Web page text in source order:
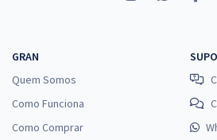
GRAN
Quem Somos
Como Funciona
Como Comprar